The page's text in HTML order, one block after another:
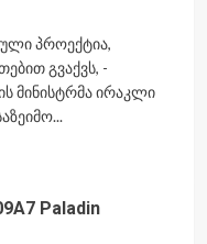
პროექტია,
გვაქვს, -
მინისტრმა ირაკლი
Paladin